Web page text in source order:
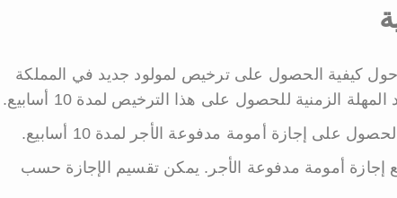
كيفية الحصول على ترخيص لمولود جديد في المملكة
الزمنية للحصول على هذا الترخيص لمدة 10 أسابيع.
على إجازة أمومة مدفوعة الأجر لمدة 10 أسابيع.
الحامل الحصول على 10 أسابيع إجازة أمومة مدفوعة الأجر. يمكن تقسيم الإجازة حسب